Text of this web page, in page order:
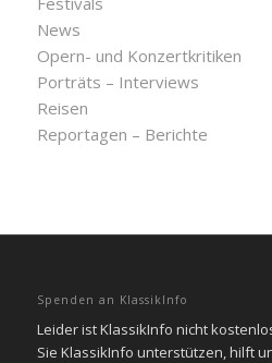
News
Opern- und Konzertkritiken
Porträts – Interviews
Reisen
Reportagen – Berichte
Spenden an KlassikInfo
Leider ist KlassikInfo nicht
Sie KlassikInfo unterstützen, hilft